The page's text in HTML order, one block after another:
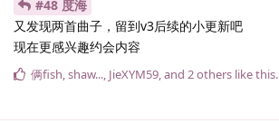
#48 度海
又发现两首曲子，留到v3后续的小更新吧
现在更感兴趣约会内容
俩fish,shaw.​.​.​, JieXYM59, and 2others like this.